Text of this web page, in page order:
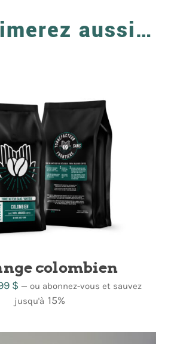
aussi…
colombien
$Plage
de
5,99 $
— ou abonnez-vous et sauvez
jusqu'à 15%